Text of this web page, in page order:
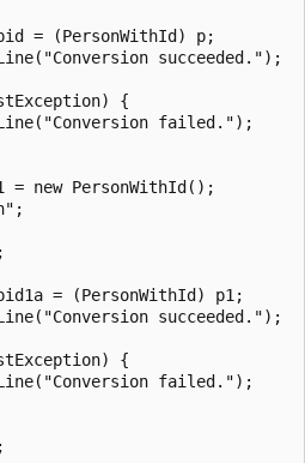
= (PersonWithId) p;
succeeded.");
{
failed.");
= new PersonWithId();
= (PersonWithId) p1;
succeeded.");
{
failed.");